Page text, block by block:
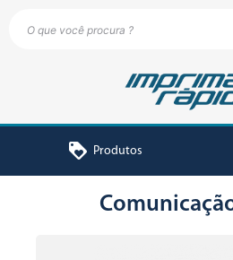
loyalty Produtos